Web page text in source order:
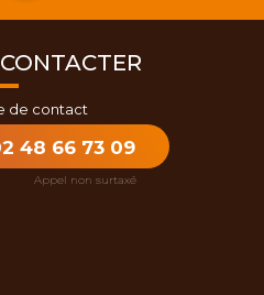
de contact
48 66 73 09